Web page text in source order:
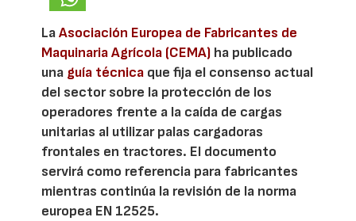
LaAsociación Europea de Fabricantes de
Maquinaria Agrícola (CEMA) ha publicado
una guía técnica que fija el consenso actual
del sector sobre la protección de los
operadores frente a la caída de cargas
unitarias al utilizar palas cargadoras
frontales en tractores. El documento
servirá como referencia para fabricantes
mientras continúa la revisión de la norma
europea EN 12525.